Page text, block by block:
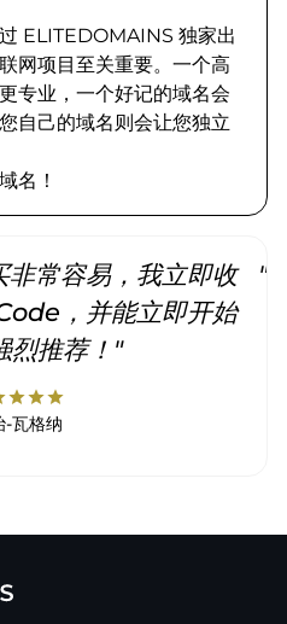
ELITEDOMAINS 独家出
网项目至关重要。一个高
专业，一个好记的域名会
自己的域名则会让您独立
名！
非常容易，我立即收
，并能立即开始
烈推荐！"
starstarstar
-瓦格纳
"